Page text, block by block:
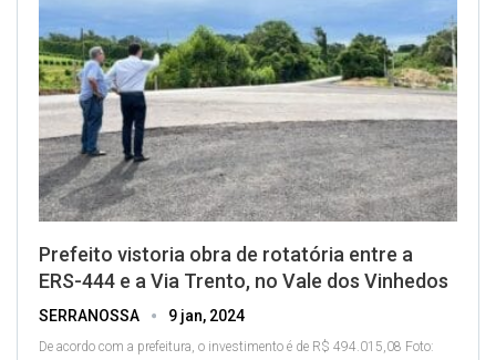
Prefeito vistoria obra de rotatória entre a
ERS-444 e a Via Trento, no Vale dos Vinhedos
SERRANOSSA 9 jan, 2024
De acordo com a prefeitura, o investimento é de R$ 494.015,08 Foto: